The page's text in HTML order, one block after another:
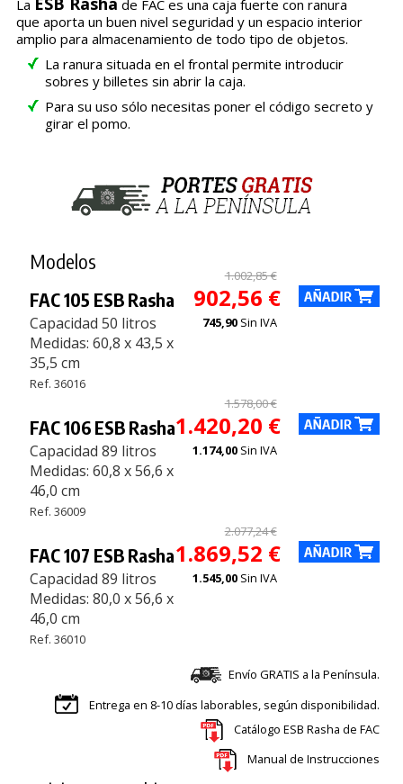
La
de FAC es una caja fuerte con ranura
que aporta un buen nivel seguridad y un espacio interior
amplio para almacenamiento de todo tipo de objetos.
La ranura situada en el frontal permite introducir
sobres y billetes sin abrir la caja.
Para su uso sólo necesitas poner el código secreto y
girar el pomo.
Modelos
FAC 105 ESB Rasha
Capacidad 50 litros
Medidas: 60,8 x 43,5 x
35,5 cm
Ref. 36016
1.002,85 €
902,56 €
745,90 Sin IVA
FAC 106 ESB Rasha
Capacidad 89 litros
Medidas: 60,8 x 56,6 x
46,0 cm
Ref. 36009
1.578,00 €
1.420,20 €
1.174,00 Sin IVA
FAC 107 ESB Rasha
Capacidad 89 litros
Medidas: 80,0 x 56,6 x
46,0 cm
Ref. 36010
2.077,24 €
1.869,52 €
1.545,00 Sin IVA
Envío GRATIS a la Península.
Entrega en 8-10 días laborables, según disponibilidad.
Catálogo ESB Rasha de FAC
Manual de Instrucciones